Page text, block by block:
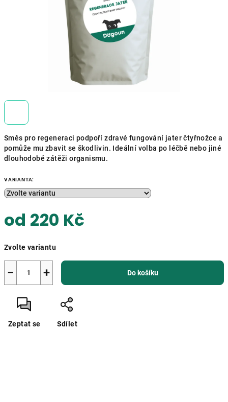
Směs pro regeneraci podpoří zdravé fungování jater čtyřnožce a
pomůže mu zbavit se škodlivin. Ideální volba po léčbě nebo jiné
dlouhodobé zátěži organismu.
VARIANTA:
od 220 Kč
cena:
Zvolte variantu
+
− Do košíku
Zeptat se Sdílet